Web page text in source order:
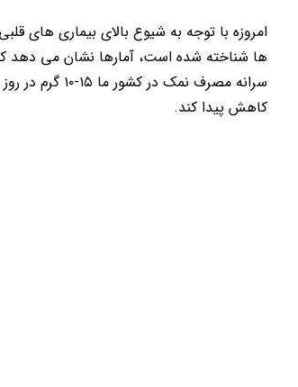
امروزه با توجه به شیوع بالای بیماری های
کاهش پیدا کند.